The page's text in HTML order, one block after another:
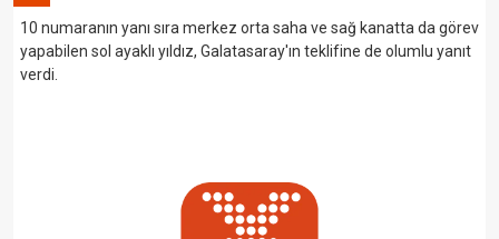
10 numaranın yanı sıra merkez orta saha ve sağ kanatta da görev
yapabilen sol ayaklı yıldız, Galatasaray'ın teklifine de olumlu yanıt
verdi.